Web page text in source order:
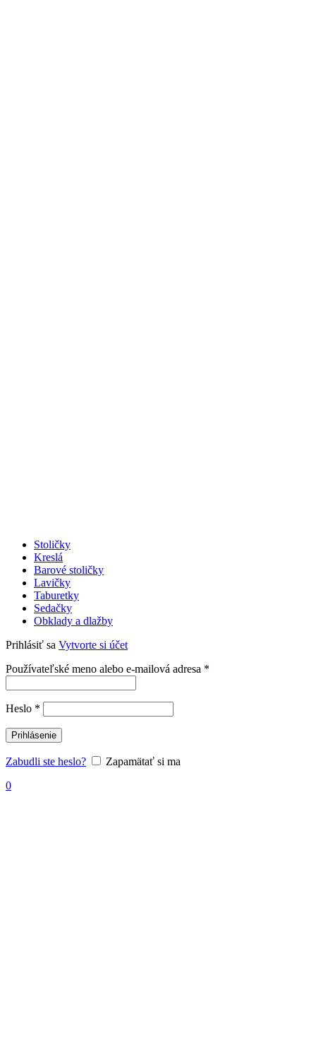
Stoličky
Kreslá
Barové stoličky
Lavičky
Taburetky
Sedačky
Obklady a dlažby
Prihlásiť sa Vytvorte si účet
Používateľské meno alebo e-mailová adresa *
Heslo *
Prihlásenie
Zabudli ste heslo?
Zapamätať si ma
0